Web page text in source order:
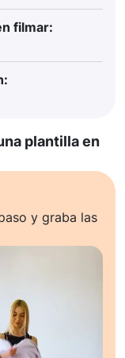
filmar:
plantilla en
y graba las